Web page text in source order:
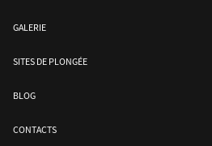
Mer de Banda – Sud des
GALERIE
SITES DE PLONGÉE
BLOG
CONTACTS